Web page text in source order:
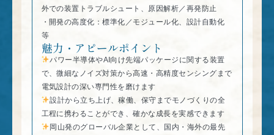
外での装置トラブルシュート、原因解析／再発防止
・開発の高度化：標準化／モジュール化、設計自動化
等
魅力・アピールポイント
パワー半導体やAI向け先端パッケージに関する装置
で、微細なノイズ対策から高速・高精度センシングまで
電気設計の深い専門性を磨けます
設計から立ち上げ、稼働、保守までモノづくりの全
工程に携わることができ、確かな成長を実感できます
岡山発のグローバル企業として、国内・海外の最先